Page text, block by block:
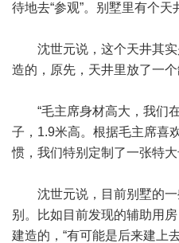
待地去“参观”。别墅里有个天
沈世元说，这个天井其实
造的，原先，天井里放了一个
“毛主席身材高大，我们
子，1.9米高。根据毛主席喜
惯，我们特别定制了一张特
沈世元说，目前别墅的一
别。比如目前发现的辅助用
建造的，“有可能是后来建上